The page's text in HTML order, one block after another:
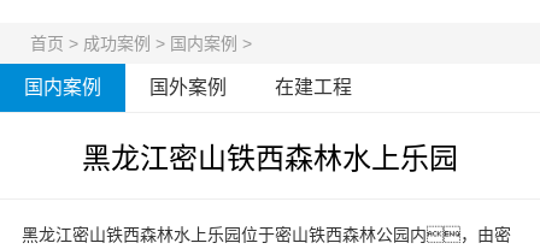
首页 > 成功案例 > 国内案例 >
国内案例 国外案例 在建工程
黑龙江密山铁西森林水上乐园
黑龙江密山铁西森林水上乐园位于密山铁西森林公园内，由密